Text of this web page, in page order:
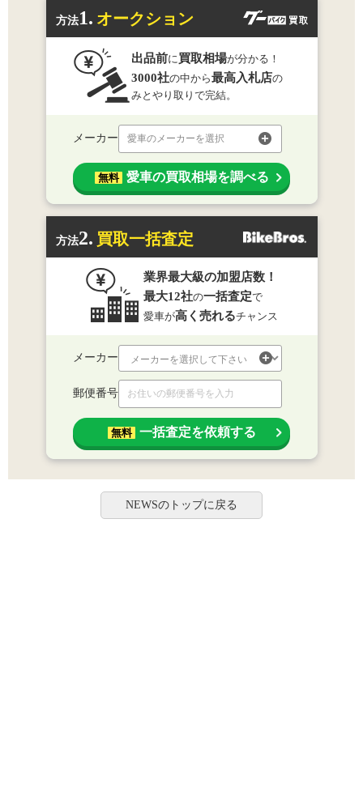
方法1. オークション
出品前に 買取相場が分かる！
3000社の中から最高入札店の
みとやり取りで完結。
メーカー 愛車のメーカーを選択
無料 愛車の買取相場を調べる
方法2. 買取一括査定
業界最大級の加盟店数！
最大12社の一括査定で
愛車が高く売れるチャンス
メーカー
郵便番号
無料 一括査定を依頼する
NEWSのトップに戻る